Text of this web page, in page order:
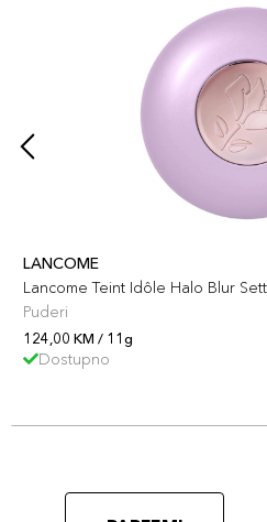
LANCOME
Lancome Teint Idôle Halo Blur
Puderi
124,00 KM / 11g
Dostupno